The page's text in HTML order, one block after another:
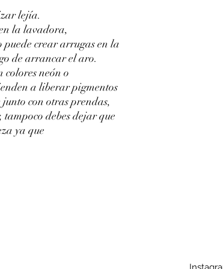
lejía.
la lavadora,
puede crear arrugas en la
de arrancar el aro.
colores neón o
a liberar pigmentos
con otras prendas,
debes dejar que
ya que